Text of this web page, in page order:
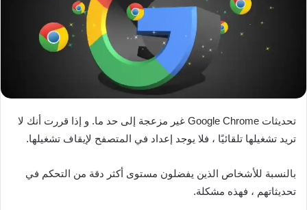
تحديثات Google Chrome غير مزعجة إلى حد ما. و إذا قررت أنك لا
تريد تشغيلها تلقائيًا ، فلا يوجد إعداد في المتصفح لإيقاف تشغيلها.
بالنسبة للأشخاص الذين يفضلون مستوى أكثر دقة من التحكم في
تحديثاتهم ، فهذه مشكلة.